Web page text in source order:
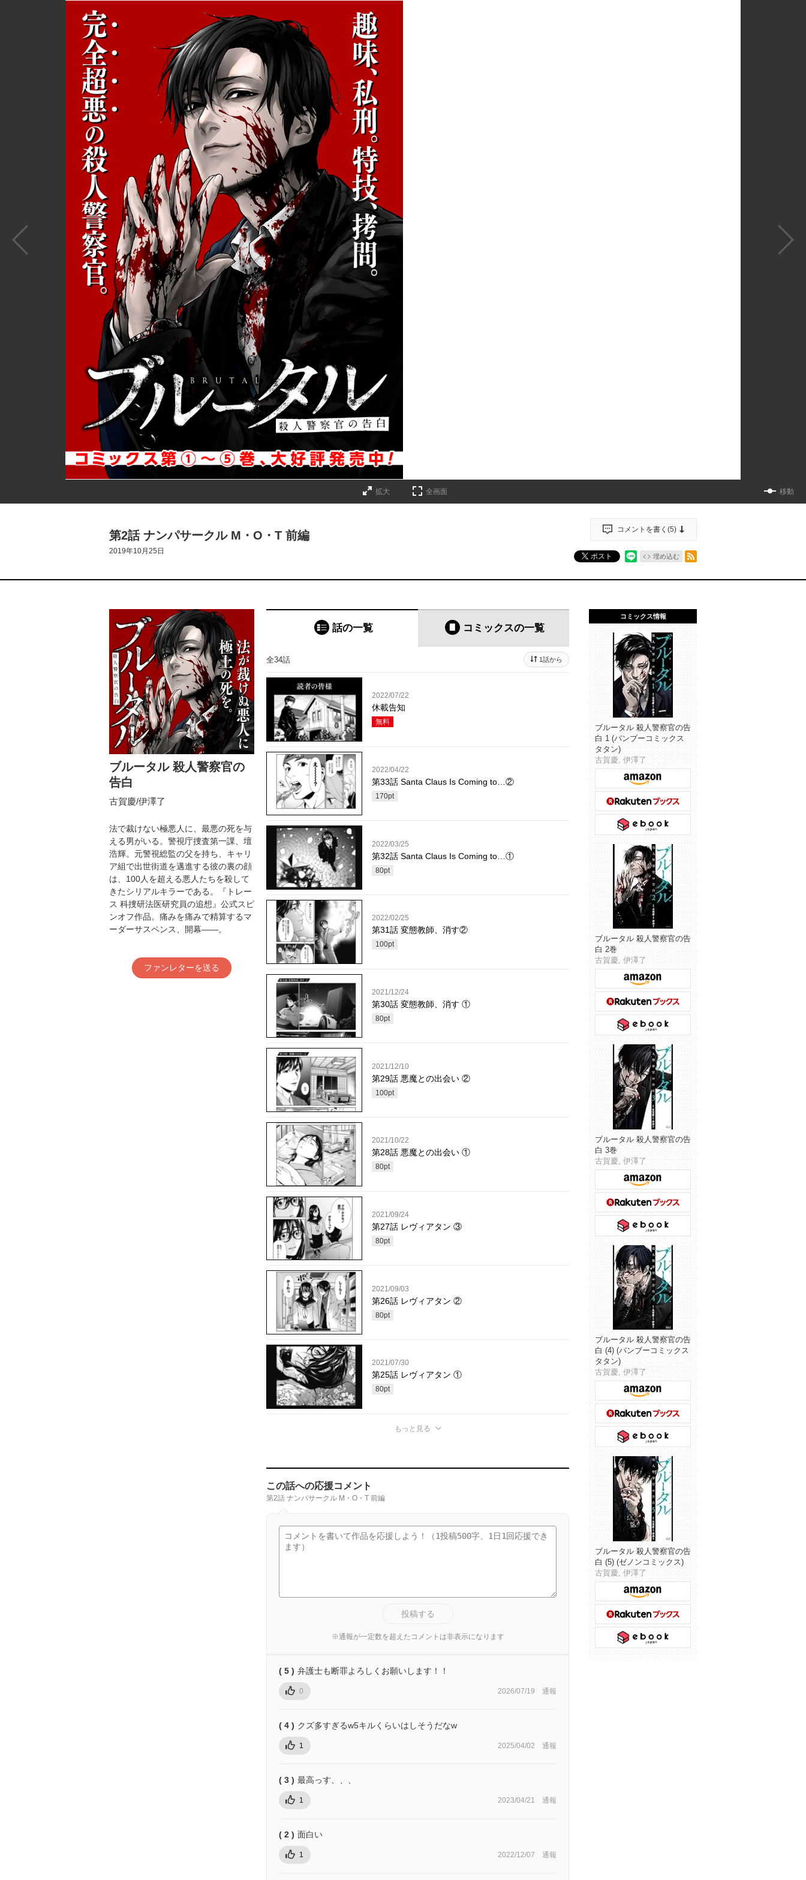
拡大 全画面 移動
第2話 ナンパサークル M・O・T 前編
2019年10月25日
コメントを書く(5)
ポスト 埋め込む
ブルータル 殺人警察官の
告白
古賀慶/伊澤了
法で裁けない極悪人に、最悪の死を与
える男がいる。警視庁捜査第一課、壇
浩輝。元警視総監の父を持ち、キャリ
ア組で出世街道を邁進する彼の裏の顔
は、100人を超える悪人たちを殺して
きたシリアルキラーである。『トレー
ス 科捜研法医研究員の追想』公式スピ
ンオフ作品。痛みを痛みで精算するマ
ーダーサスペンス、開幕——。
ファンレターを送る
話の一覧 コミックスの一覧
全34話 1話から
2022/07/22
休載告知
無料
2022/04/22
第33話 Santa Claus Is Coming to…②
170pt
2022/03/25
第32話 Santa Claus Is Coming to…①
80pt
2022/02/25
第31話 変態教師、消す②
100pt
2021/12/24
第30話 変態教師、消す ①
80pt
2021/12/10
第29話 悪魔との出会い ②
100pt
2021/10/22
第28話 悪魔との出会い ①
80pt
2021/09/24
第27話 レヴィアタン ③
80pt
2021/09/03
第26話 レヴィアタン ②
80pt
2021/07/30
第25話 レヴィアタン ①
80pt
もっと見る
この話への応援コメント
第2話 ナンパサークル M・O・T 前編
投稿する
※通報が一定数を超えたコメントは非表示になります
( 5 ) 弁護士も断罪よろしくお願いします！！
0 2026/07/19 通報
( 4 ) クズ多すぎるw5キルくらいはしそうだなw
1 2025/04/02 通報
( 3 ) 最高っす、、、
1 2023/04/21 通報
( 2 ) 面白い
1 2022/12/07 通報
コミックス情報
ブルータル 殺人警察官の告
白 1 (バンブーコミックス
タタン)
古賀慶, 伊澤了
ブルータル 殺人警察官の告
白 2巻
古賀慶, 伊澤了
ブルータル 殺人警察官の告
白 3巻
古賀慶, 伊澤了
ブルータル 殺人警察官の告
白 (4) (バンブーコミックス
タタン)
古賀慶, 伊澤了
ブルータル 殺人警察官の告
白 (5) (ゼノンコミックス)
古賀慶, 伊澤了